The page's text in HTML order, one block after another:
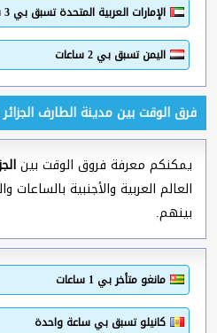
الإمارات العربية المتحدة تسبق بي 3 ساعات
اليمن تسبق بي 2 ساعات
فرق الوقت بين مدينة الطارف
يمكنكم معرفة فروق الوقت بين
العالم العربية والأجنبية بالساعات
بينهم.
مانغو متأخر بي 1 ساعات
كانيلو تسبق بي ساعة واحدة